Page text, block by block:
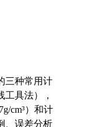
三种常用计
具法），
cm³）和计
、误差分析